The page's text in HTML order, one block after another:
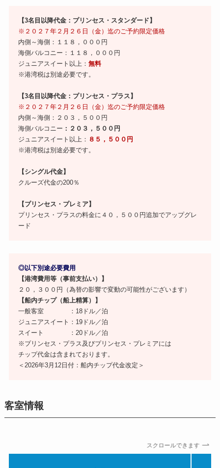
【3名目以降代金：プリンセス・スタンダード】
※２０２７年２月２６日（金）迄のご予約限定価格
内側～海側：１１８，０００円
海側バルコニー：１１８，０００円
ジュニアスイート以上：無料
※港湾税は別途必要です。
【3名目以降代金：プリンセス・プラス】
※２０２７年２月２６日（金）迄のご予約限定価格
内側～海側：２０３，５００円
海側バルコニー ：２０３，５００円
ジュニアスイート以上： ８５，５００円
※港湾税は別途必要です。
【シングル代金】
クルーズ代金の200％
【プリンセス・プレミア】
プリンセス・プラスの料金に４０，５００円追加でアップグレ
ード
◎以下別途必要費用
【港湾費用等（事前支払い）】
２０，３００円（為替の影響で変動の可能性がございます）
【船内チップ（船上精算）】
一般客室 ：18ドル／泊
ジュニアスイート：19ドル／泊
スイート ：20ドル／泊
※プリンセス・プラス及びプリンセス・プレミアには
チップ代金は含まれております。
＜2026年3月12日付：船内チップ代金改定＞
客室情報
スクロールできます